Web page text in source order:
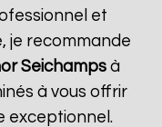
et
je recommande
Seichamps à
à vous offrir
exceptionnel.